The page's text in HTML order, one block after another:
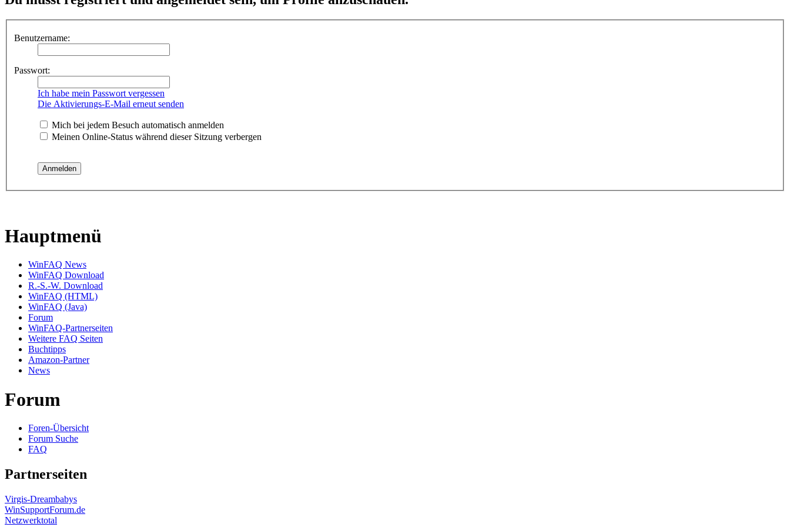
Benutzername:
Passwort:
Ich habe mein Passwort vergessen
Die Aktivierungs-E-Mail erneut senden
Mich bei jedem Besuch automatisch anmelden
Meinen Online-Status während dieser Sitzung verbergen
Hauptmenü
WinFAQ News
WinFAQ Download
R.-S.-W. Download
WinFAQ (HTML)
WinFAQ (Java)
Forum
WinFAQ-Partnerseiten
Weitere FAQ Seiten
Buchtipps
Amazon-Partner
News
Forum
Foren-Übersicht
Forum Suche
FAQ
Partnerseiten
Virgis-Dreambabys
WinSupportForum.de
Netzwerktotal